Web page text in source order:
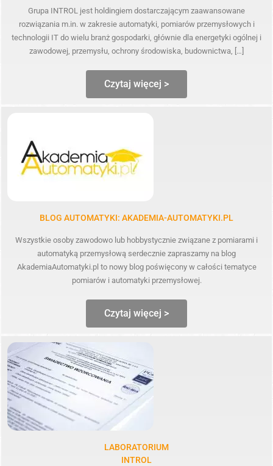
Grupa INTROL jest holdingiem dostarczającym zaawansowane
rozwiązania m.in. w zakresie automatyki, pomiarów przemysłowych i
technologii IT do wielu branż gospodarki, głównie dla energetyki ogólnej i
zawodowej, przemysłu, ochrony środowiska, budownictwa, […]
Czytaj więcej >
BLOG AUTOMATYKI: AKADEMIA-AUTOMATYKI.PL
Wszystkie osoby zawodowo lub hobbystycznie związane z pomiarami i
automatyką przemysłową serdecznie zapraszamy na blog
AkademiaAutomatyki.pl to nowy blog poświęcony w całości tematyce
pomiarów i automatyki przemysłowej.
Czytaj więcej >
LABORATORIUM
INTROL